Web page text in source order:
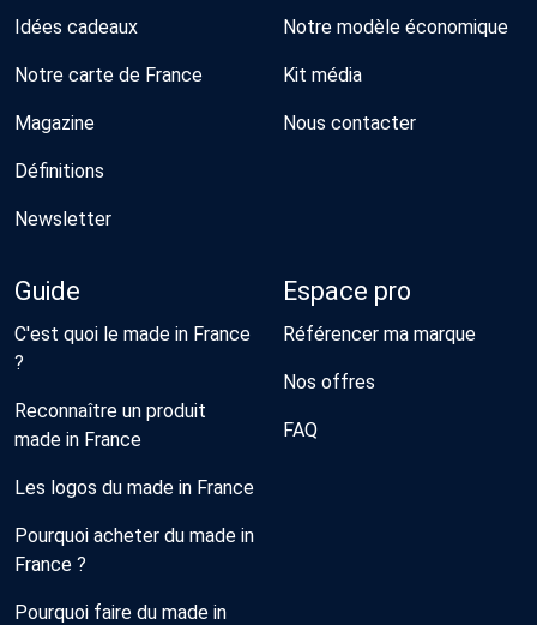
Idées cadeaux
Notre carte de France
Magazine
Définitions
Newsletter
Notre modèle économique
Kit média
Nous contacter
Guide
C'est quoi le made in France
?
Reconnaître un produit
made in France
Les logos du made in France
Pourquoi acheter du made in
France ?
Pourquoi faire du made in
Espace pro
Référencer ma marque
Nos offres
FAQ